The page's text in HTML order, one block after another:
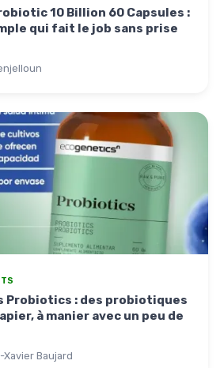
10 Billion 60 Capsules :
qui fait le job sans prise
Probiotics : des probiotiques
à manier avec un peu de
Xavier Baujard